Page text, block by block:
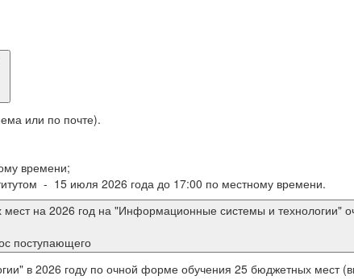
или по почте).
времени;
- 15 июля 2026 года до 17:00 по местному времени.
мест на 2026 год на "Информационные системы и технологии"
поступающего
в 2026 году по очной форме обучения 25 бюджетных мест